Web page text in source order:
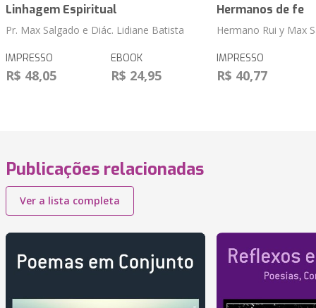
Linhagem Espiritual
Pr. Max Salgado e Diác. Lidiane Batista
IMPRESSO
R$ 48,05
EBOOK
R$ 24,95
Hermanos de fe
Hermano Rui y Max
IMPRESSO
R$ 40,77
Publicações relacionadas
Ver a lista completa